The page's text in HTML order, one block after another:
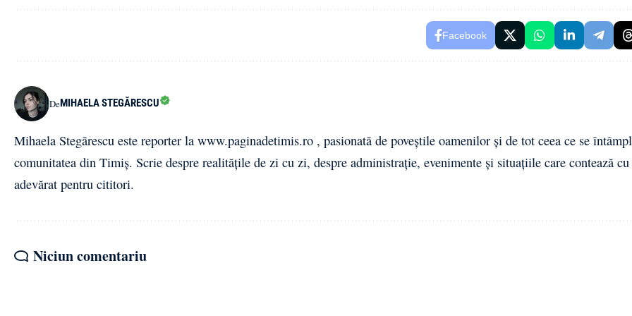
Facebook
DeMIHAELA STEGĂRESCU
Mihaela Stegărescu este reporter la www.paginadetimis.ro , pasionată de poveștile oamenilor și de tot ceea ce se
comunitatea din Timiș. Scrie despre realitățile de zi cu zi, despre administrație, evenimente și situațiile care contează cu
adevărat pentru cititori.
Niciun comentariu